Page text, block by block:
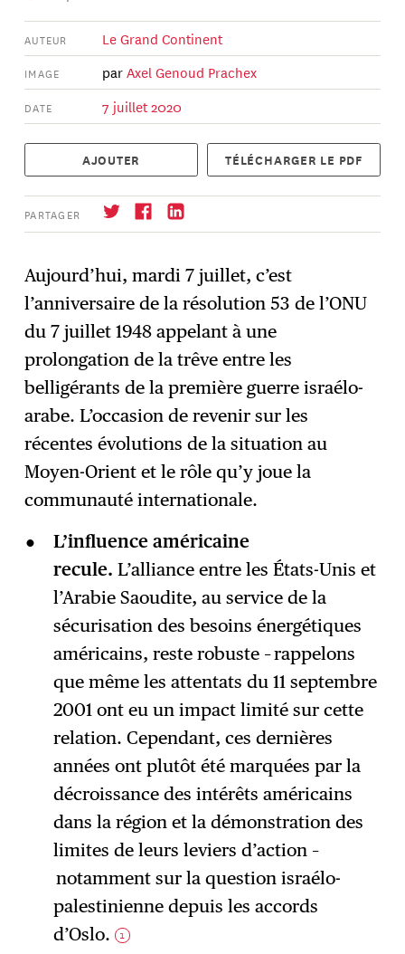
AUTEUR Le Grand Continent
IMAGE parAxel Genoud Prachex
DATE 7 juillet 2020
AJOUTER TÉLÉCHARGER LE PDF
PARTAGER
→ S'abonner
Aujourd’hui, mardi 7 juillet, c’est
l’anniversaire de la résolution 53 de l’ONU
du 7 juillet 1948 appelant à une
prolongation de la trêve entre les
belligérants de la première guerre israélo-
arabe. L’occasion de revenir sur les
récentes évolutions de la situation au
Moyen-Orient et le rôle qu’y joue la
communauté internationale.
L’influence américaine
recule. L’alliance entre les États-Unis et
l’Arabie Saoudite, au service de la
sécurisation des besoins énergétiques
américains, reste robuste – rappelons
que même les attentats du 11 septembre
2001 ont eu un impact limité sur cette
relation. Cependant, ces dernières
années ont plutôt été marquées par la
décroissance des intérêts américains
dans la région et la démonstration des
limites de leurs leviers d’action –
notamment sur la question israélo-
palestinienne depuis les accords
d’Oslo.
1